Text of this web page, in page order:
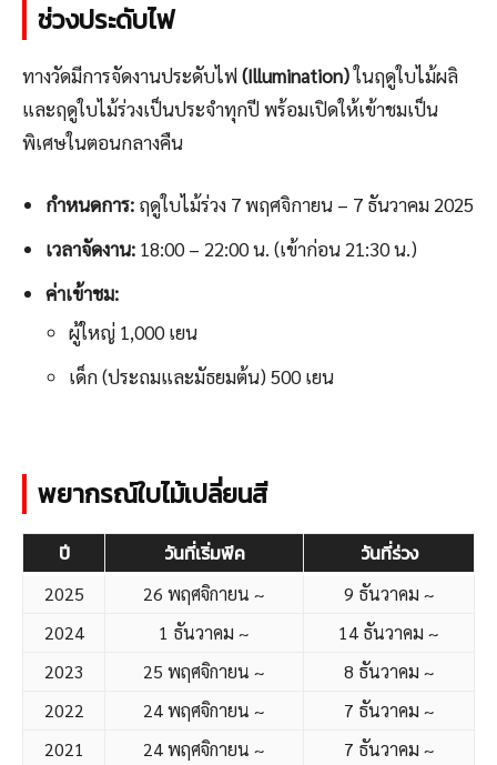
ช่วงประดับไฟ
ทางวัดมีการจัดงานประดับไฟ(Illumination)ในฤดูใบไม้ผลิ
และฤดูใบไม้ร่วงเป็นประจำทุกปี พร้อมเปิดให้เข้าชมเป็น
พิเศษในตอนกลางคืน
กำหนดการ: ฤดูใบไม้ร่วง 7 พฤศจิกายน – 7 ธันวาคม 2025
เวลาจัดงาน: 18:00 – 22:00 น. (เข้าก่อน 21:30 น.)
ค่าเข้าชม:
ผู้ใหญ่ 1,000 เยน
เด็ก (ประถมและมัธยมต้น) 500 เยน
พยากรณ์ใบไม้เปลี่ยนสี
ปี วันที่เริ่มพีค วันที่ร่วง
2025 26 พฤศจิกายน ~
9 ธันวาคม ~
2024
1 ธันวาคม ~
14 ธันวาคม ~
2023
25 พฤศจิกายน ~
8 ธันวาคม ~
2022
24 พฤศจิกายน ~
7 ธันวาคม ~
2021
24 พฤศจิกายน ~ 7 ธันวาคม ~